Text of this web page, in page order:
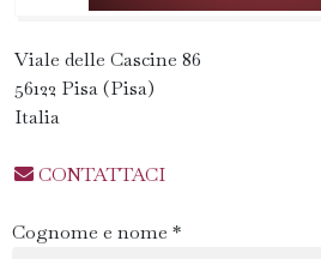
Viale delle Cascine 86
56122 Pisa (Pisa)
Italia
CONTATTACI
Cognome e nome *